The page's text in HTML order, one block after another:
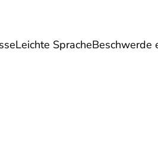
Leichte SpracheBeschwerde
Energie Reise